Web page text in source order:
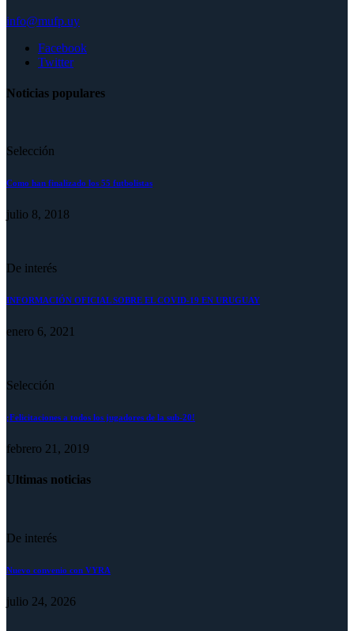
info@mufp.uy
Facebook
Twitter
Noticias populares
Selección
Como han finalizado los 55 futbolistas
julio 8, 2018
De interés
INFORMACIÓN OFICIAL SOBRE EL COVID-19 EN URUGUAY
enero 6, 2021
Selección
¡Felicitaciones a todos los jugadores de la sub-20!
febrero 21, 2019
Ultimas noticias
De interés
Nuevo convenio con VYRA
julio 24, 2026